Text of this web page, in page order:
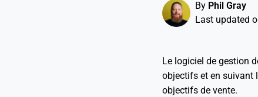
By Phil Gray
Last updated
Le logiciel de gestion
objectifs et en suivant
objectifs de vente.